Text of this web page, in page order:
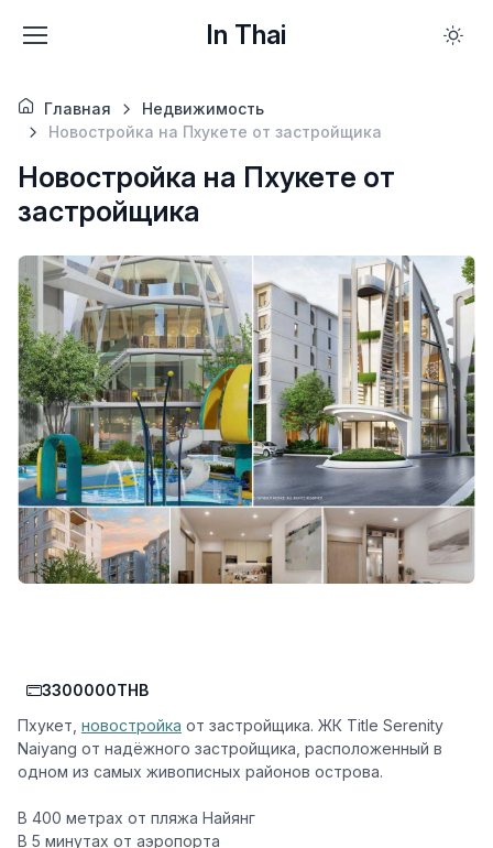
In Thai
Главная
Недвижимость
Новостройка на Пхукете от застройщика
Новостройка на Пхукете от
застройщика
3300000THB
Пхукет, новостройка от застройщика. ЖК Title Serenity
Naiyang от надёжного застройщика, расположенный в
одном из самых живописных районов острова.
В 400 метрах от пляжа Найянг
В 5 минутах от аэропорта ️